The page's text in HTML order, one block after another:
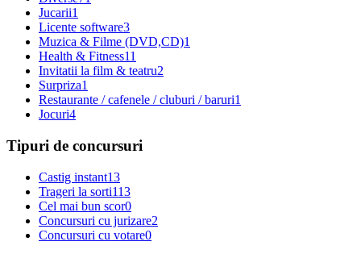
Jucarii1
Licente software3
Muzica & Filme (DVD,CD)1
Health & Fitness11
Invitatii la film & teatru2
Surpriza1
Restaurante / cafenele / cluburi / baruri1
Jocuri4
Tipuri de concursuri
Castig instant13
Trageri la sorti113
Cel mai bun scor0
Concursuri cu jurizare2
Concursuri cu votare0